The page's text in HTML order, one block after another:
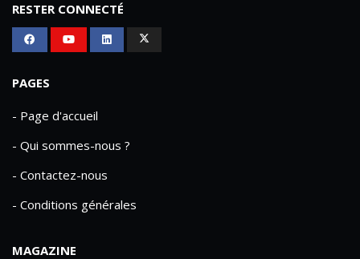
RESTER CONNECTÉ
PAGES
- Page d'accueil
- Qui sommes-nous ?
- Contactez-nous
- Conditions générales
MAGAZINE